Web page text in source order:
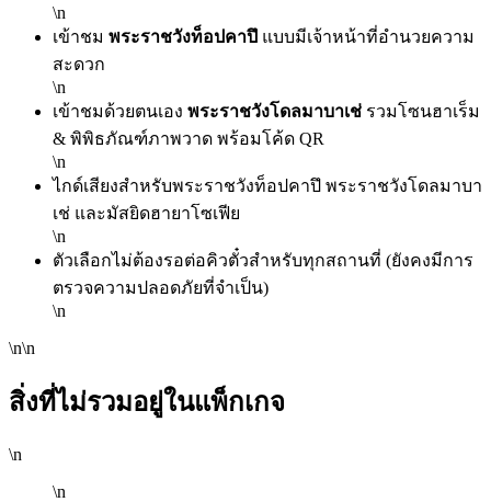
\n
เข้าชม พระราชวังท็อปคาปึ แบบมีเจ้าหน้าที่อำนวยความ
สะดวก
\n
เข้าชมด้วยตนเอง พระราชวังโดลมาบาเช่ รวมโซนฮาเร็ม
& พิพิธภัณฑ์ภาพวาด พร้อมโค้ด QR
\n
ไกด์เสียงสำหรับพระราชวังท็อปคาปึ พระราชวังโดลมาบา
เช่ และมัสยิดฮายาโซเฟีย
\n
ตัวเลือกไม่ต้องรอต่อคิวตั๋วสำหรับทุกสถานที่ (ยังคงมีการ
ตรวจความปลอดภัยที่จำเป็น)
\n
\n\n
สิ่งที่ไม่รวมอยู่ในแพ็กเกจ
\n
\n